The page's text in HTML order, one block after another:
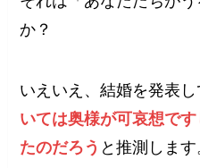
か？
いえいえ、結婚を発表
いては奥様が可哀想で
たのだろう と推測します